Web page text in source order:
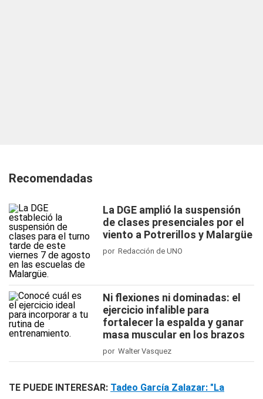
Recomendadas
La DGE amplió la suspensión
de clases presenciales por el
viento a Potrerillos y Malargüe
por Redacción de UNO
Ni flexiones ni dominadas: el
ejercicio infalible para
fortalecer la espalda y ganar
masa muscular en los brazos
por Walter Vasquez
TE PUEDE INTERESAR: Tadeo García Zalazar: "La